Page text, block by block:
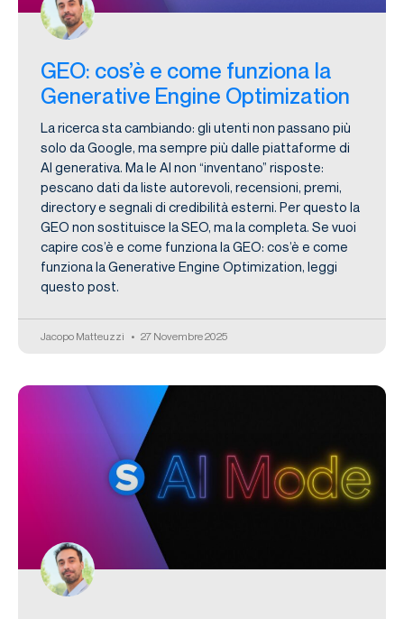
GEO: cos’è e come funziona la
Generative Engine Optimization
La ricerca sta cambiando: gli utenti non passano più
solo da Google, ma sempre più dalle piattaforme di
AI generativa. Ma le AI non “inventano” risposte:
pescano dati da liste autorevoli, recensioni, premi,
directory e segnali di credibilità esterni. Per questo la
GEO non sostituisce la SEO, ma la completa. Se vuoi
capire cos’è e come funziona la GEO: cos’è e come
funziona la Generative Engine Optimization, leggi
questo post.
Jacopo Matteuzzi 27 Novembre 2025